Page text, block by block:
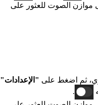
موازن الصوت للعثور على
ثم اضغط على "الإعدادات"
.